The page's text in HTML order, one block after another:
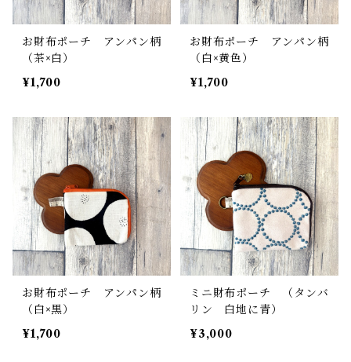
お財布ポーチ アンパン柄
（茶×白）
¥1,700
お財布ポーチ アンパン柄
（白×黄色）
¥1,700
お財布ポーチ アンパン柄
（白×黒）
¥1,700
ミニ財布ポーチ （タンバ
リン 白地に青）
¥3,000